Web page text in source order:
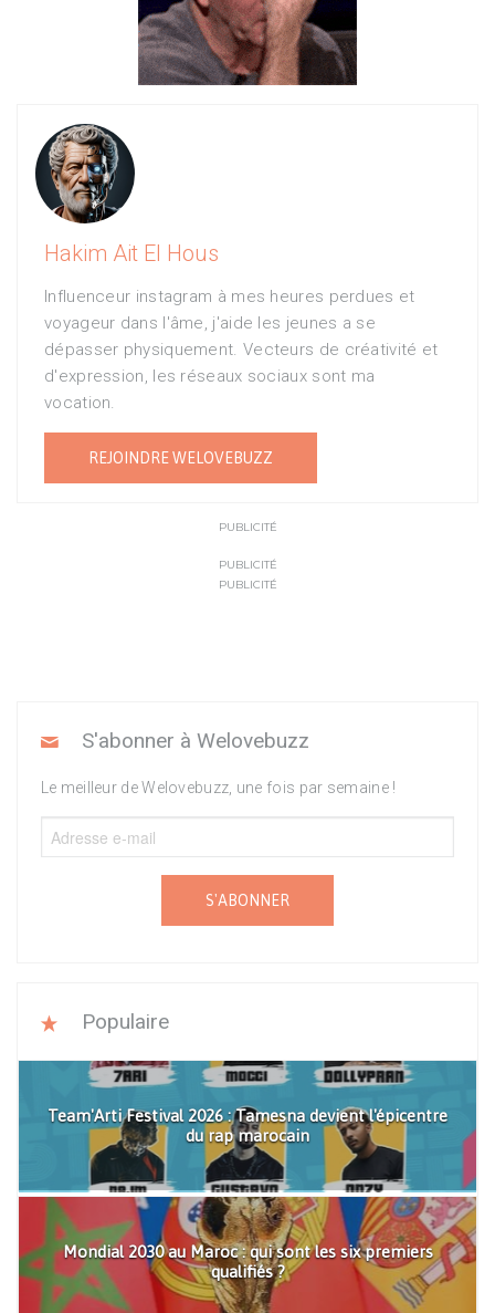
Hakim Ait El Hous
Influenceur instagram à mes heures perdues et
voyageur dans l'âme, j'aide les jeunes a se
dépasser physiquement. Vecteurs de créativité et
d'expression, les réseaux sociaux sont ma
vocation.
REJOINDRE WELOVEBUZZ
PUBLICITÉ
PUBLICITÉ
PUBLICITÉ
S'abonner à Welovebuzz
Le meilleur de Welovebuzz, une fois par semaine !
S'ABONNER
Populaire
Team'Arti Festival 2026 : Tamesna devient l'épicentre
du rap marocain
Mondial 2030 au Maroc : qui sont les six premiers
qualifiés ?